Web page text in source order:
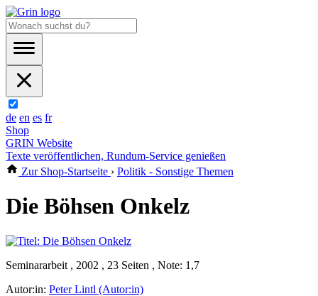
de en es fr
Shop
GRIN Website
Texte veröffentlichen, Rundum-Service genießen
Zur Shop-Startseite › Politik - Sonstige Themen
Die Böhsen Onkelz
Seminararbeit , 2002 , 23 Seiten , Note: 1,7
Autor:in: Peter Lintl (Autor:in)